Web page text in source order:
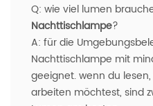
Q: wie viel lumen
Nachttischlampe?
A: für die
Nachttischlampe mit
geeignet. wenn du
arbeiten möchtest, sind